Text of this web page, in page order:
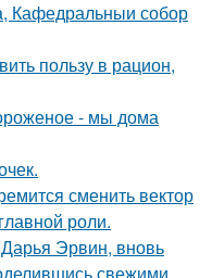
Кафедральныи собор
пользу в рацион,
- мы дома
сменить вектор
роли.
Эрвин, вновь
свежими